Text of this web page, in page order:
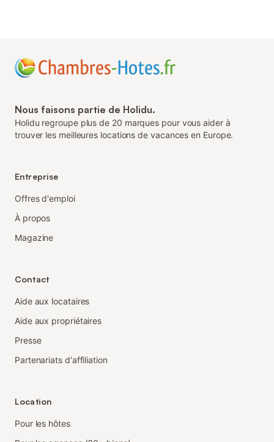
Nous faisons partie de Holidu.
Holidu regroupe plus de 20 marques pour vous aider à
trouver les meilleures locations de vacances en Europe.
Entreprise
Offres d'emploi
À propos
Magazine
Contact
Aide aux locataires
Aide aux propriétaires
Presse
Partenariats d'affiliation
Location
Pour les hôtes